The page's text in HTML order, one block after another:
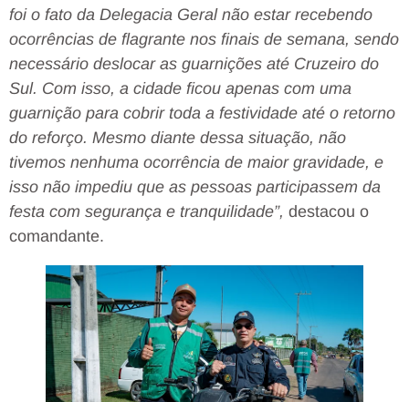
foi o fato da Delegacia Geral não estar recebendo
ocorrências de flagrante nos finais de semana, sendo
necessário deslocar as guarnições até Cruzeiro do
Sul. Com isso, a cidade ficou apenas com uma
guarnição para cobrir toda a festividade até o retorno
do reforço. Mesmo diante dessa situação, não
tivemos nenhuma ocorrência de maior gravidade, e
isso não impediu que as pessoas participassem da
festa com segurança e tranquilidade”, destacou o
comandante.